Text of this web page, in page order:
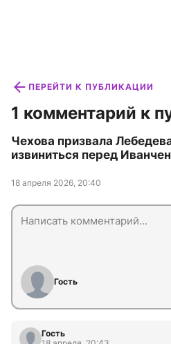
ПЕРЕЙТИ К ПУБЛИКАЦИИ
1 комментарий к
Чехова призвала
извиниться перед
18 апреля 2026, 20:40
Гость
Гость